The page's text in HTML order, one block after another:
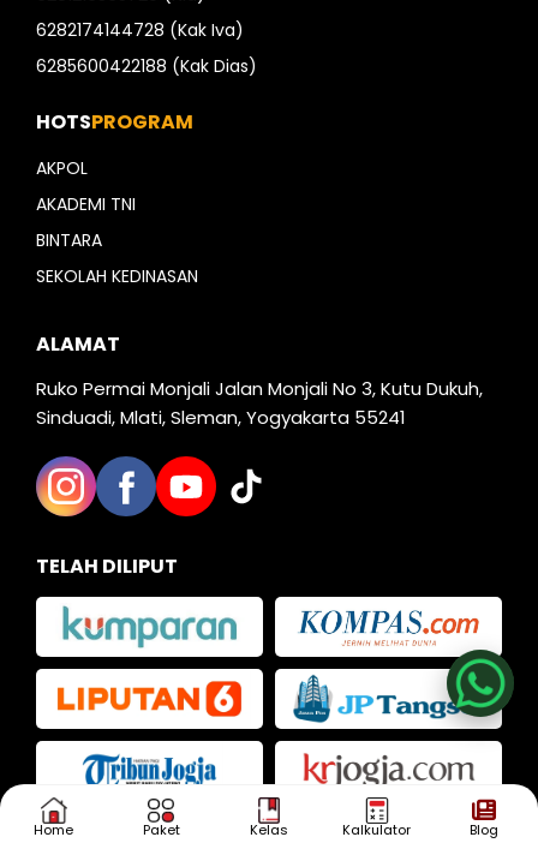
Home Paket Kelas Kalkulator Blog
Nia
Kak Iva
Kak Dias
6282174144728 (Kak Iva)
6285600422188 (Kak Dias)
HOTSPROGRAM
AKPOL
AKADEMI TNI
BINTARA
SEKOLAH KEDINASAN
ALAMAT
Ruko Permai Monjali Jalan Monjali No 3, Kutu Dukuh,
Sinduadi, Mlati, Sleman, Yogyakarta 55241
TELAH DILIPUT